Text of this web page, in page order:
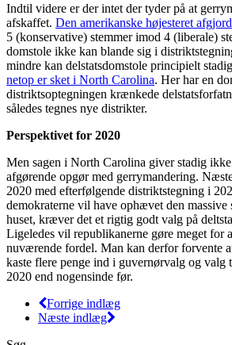
Indtil videre er der intet der tyder på at
afskaffet. Den amerikanske højesteret
5 (konservative) stemmer imod 4 (liberale)
domstole ikke kan blande sig i
mindre kan delstatsdomstole principielt
netop er sket i North Carolina. Her har en
distriktsoptegningen krænkede
således tegnes nye distrikter.
Perspektivet for 2020
Men sagen i North Carolina giver stadig
afgørende opgør med gerrymandering.
2020 med efterfølgende distriktstegning i
demokraterne vil have ophævet den
huset, kræver det et rigtig godt valg på
Ligeledes vil republikanerne gøre meget for
nuværende fordel. Man kan derfor forvente
kaste flere penge ind i guvernørvalg og valg
2020 end nogensinde før.
Forrige indlæg
Næste indlæg